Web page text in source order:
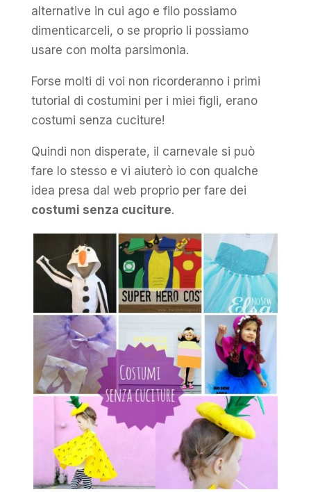
alternative in cui ago e filo possiamo
dimenticarceli, o se proprio li possiamo
usare con molta parsimonia.
Forse molti di voi non ricorderanno i primi
tutorial di costumini per i miei figli, erano
costumi senza cuciture!
Quindi non disperate, il carnevale si può
fare lo stesso e vi aiuterò io con qualche
idea presa dal web proprio per fare dei
costumi senza cuciture.